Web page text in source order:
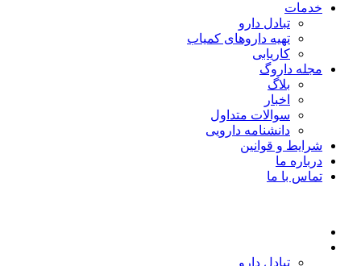
خدمات
تبادل دارو
تهیه داروهای کمیاب
کاریابی
مجله داروگ
بلاگ
اخبار
سوالات متداول
دانشنامه دارویی
شرایط و قوانین
درباره ما
تماس با ما
تبادل دارو